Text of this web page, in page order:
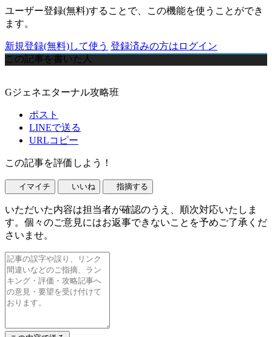
ユーザー登録(無料)することで、この機能を使うことができ
ます。
新規登録(無料)して使う 登録済みの方はログイン
この記事を書いた人
Gジェネエターナル攻略班
ポスト
LINEで送る
URLコピー
この記事を評価しよう！
イマイチ いいね 指摘する
いただいた内容は担当者が確認のうえ、順次対応いたしま
す。個々のご意見にはお返事できないことを予めご了承くだ
さいませ。